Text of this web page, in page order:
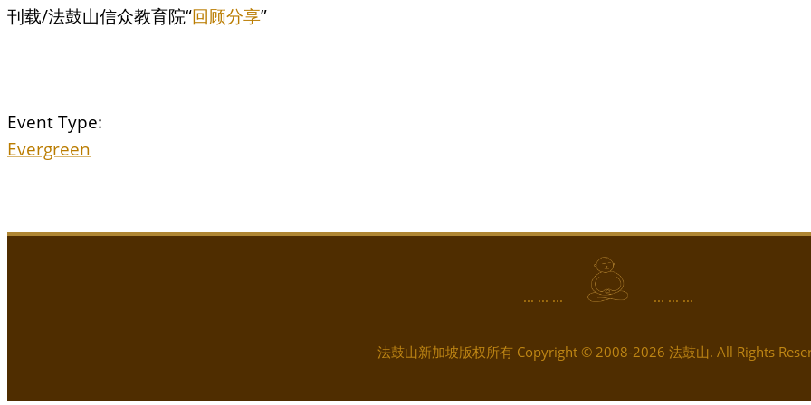
刊载/法鼓山信众教育院“回顾分享”
Event Type:
Evergreen
... ... ... ... ... ...
法鼓山新加坡版权所有 Copyright © 2008-2026 法鼓山. All Rights